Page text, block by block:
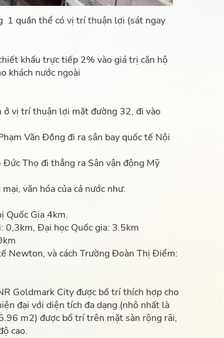
1 quần thể có vị trí thuận lợi (sát ngay
khấu trực tiếp 2% vào giá trị căn hộ
khách nước ngoài
ở vị trí thuận lợi mặt đường 32, đi vào
Văn Đồng đi ra sân bay quốc tế Nội
Thọ đi thẳng ra Sân vận động Mỹ
văn hóa của cả nước như:
Quốc Gia 4km.
0,3km, Đại học Quốc gia: 3.5km
Newton, và cách Trường Đoàn Thị Điểm:
Goldmark City được bố trí thích hợp cho
đại với diện tích đa dạng (nhỏ nhất là
m2) được bố trí trên mặt sàn rộng rãi,
cao.